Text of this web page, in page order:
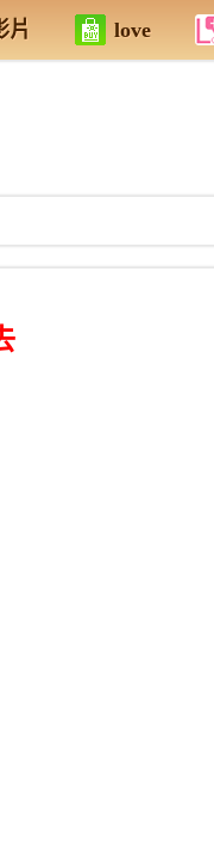
片 love